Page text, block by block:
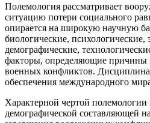
Полемология рассматривает
ситуацию потери социального
опирается на широкую научную
биологические, психологические,
демографические,
факторы, определяющие причины
военных конфликтов.
обеспечения международного
Характерной чертой
демографической составляющей